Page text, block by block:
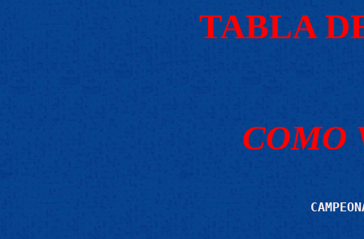
TABLA
COMO